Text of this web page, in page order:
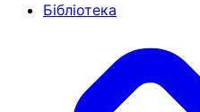
Бібліотека